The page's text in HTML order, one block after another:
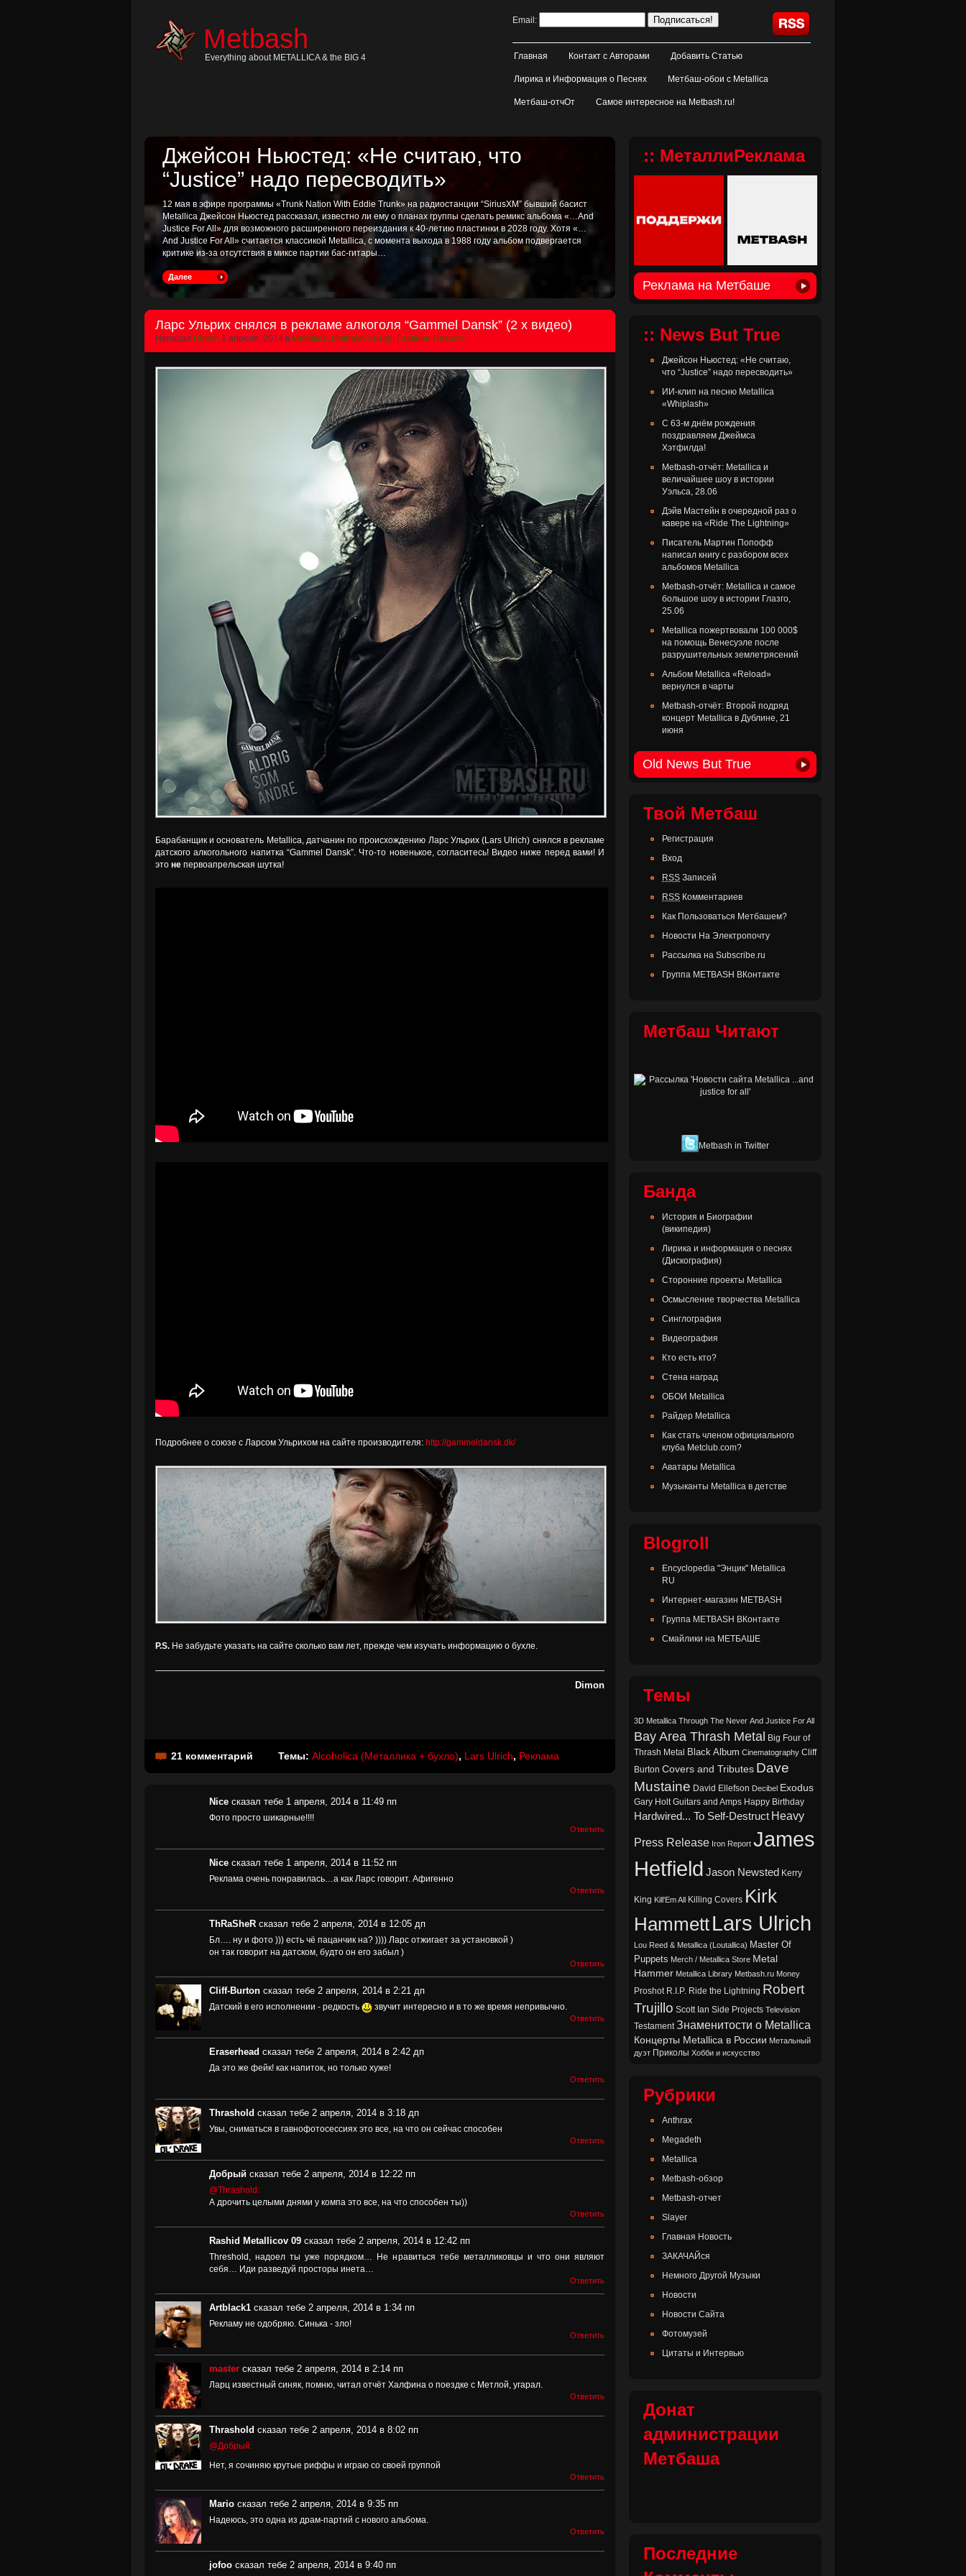
Metbash
Everything about METALLICA & the BIG 4
Email:
Главная Контакт с Авторами Добавить Статью
Лирика и Информация о Песнях Метбаш-обои с Metallica
Метбаш-отчОт Самое интересное на Metbash.ru!
Джейсон Ньюстед: «Не считаю, что
“Justice” надо пересводить»
12 мая в эфире программы «Trunk Nation With Eddie Trunk» на радиостанции “SiriusXM” бывший басист
Metallica Джейсон Ньюстед рассказал, известно ли ему о планах группы сделать ремикс альбома «…And
Justice For All» для возможного расширенного переиздания к 40-летию пластинки в 2028 году. Хотя «…
And Justice For All» считается классикой Metallica, с момента выхода в 1988 году альбом подвергается
критике из-за отсутствия в миксе партии бас-гитары…
Далее
Ларс Ульрих снялся в рекламе алкоголя “Gammel Dansk” (2 x видео)
Написал Dimon 1 апреля, 2014 в Metallica, Metbash-обзор, Главная Новость
Барабанщик и основатель Metallica, датчанин по происхождению Ларс Ульрих (Lars Ulrich) снялся в рекламе
датского алкогольного напитка “Gammel Dansk”. Что-то новенькое, согласитесь! Видео ниже перед вами! И
это не первоапрельская шутка!
Подробнее о союзе с Ларсом Ульрихом на сайте производителя: http://gammeldansk.dk/
P.S. Не забудьте указать на сайте сколько вам лет, прежде чем изучать информацию о бухле.
Dimon
21 комментарий Темы: Alcoholica (Металлика + бухло), Lars Ulrich, Реклама
Nice сказал тебе 1 апреля, 2014 в 11:49 пп
Фото просто шикарные!!!!
Ответить
Nice сказал тебе 1 апреля, 2014 в 11:52 пп
Реклама очень понравилась…а как Ларс говорит. Афигенно
Ответить
ThRaSheR сказал тебе 2 апреля, 2014 в 12:05 дп
Бл…. ну и фото ))) есть чё пацанчик на? )))) Ларс отжигает за установкой )
он так говорит на датском, будто он его забыл )
Ответить
Cliff-Burton сказал тебе 2 апреля, 2014 в 2:21 дп
Датский в его исполнении - редкость звучит интересно и в то же время непривычно.
Ответить
Eraserhead сказал тебе 2 апреля, 2014 в 2:42 дп
Да это же фейк! как напиток, но только хуже!
Ответить
Thrashold сказал тебе 2 апреля, 2014 в 3:18 дп
Увы, сниматься в гавнофотосессиях это все, на что он сейчас способен
Ответить
Добрый сказал тебе 2 апреля, 2014 в 12:22 пп
@Thrashold:
А дрочить целыми днями у компа это все, на что способен ты))
Ответить
Rashid Metallicov 09 сказал тебе 2 апреля, 2014 в 12:42 пп
Threshold, надоел ты уже порядком… Не нравиться тебе металликовцы и что они являют
себя… Иди разведуй просторы инета…
Ответить
Artblack1 сказал тебе 2 апреля, 2014 в 1:34 пп
Рекламу не одобряю. Синька - зло!
Ответить
master сказал тебе 2 апреля, 2014 в 2:14 пп
Ларц известный синяк, помню, читал отчёт Халфина о поездке с Метлой, угарал.
Ответить
Thrashold сказал тебе 2 апреля, 2014 в 8:02 пп
@Добрый:
Нет, я сочиняю крутые риффы и играю со своей группой
Ответить
Mario сказал тебе 2 апреля, 2014 в 9:35 пп
Надеюсь, это одна из драм-партий с нового альбома.
Ответить
jofoo сказал тебе 2 апреля, 2014 в 9:40 пп
:: МеталлиРеклама
Реклама на Метбаше
:: News But True
Джейсон Ньюстед: «Не считаю,
что “Justice” надо пересводить»
ИИ-клип на песню Metallica
«Whiplash»
С 63-м днём рождения
поздравляем Джеймса
Хэтфилда!
Metbash-отчёт: Metallica и
величайшее шоу в истории
Уэльса, 28.06
Дэйв Мастейн в очередной раз о
кавере на «Ride The Lightning»
Писатель Мартин Попофф
написал книгу с разбором всех
альбомов Metallica
Metbash-отчёт: Metallica и самое
большое шоу в истории Глазго,
25.06
Metallica пожертвовали 100 000$
на помощь Венесуэле после
разрушительных землетрясений
Альбом Metallica «Reload»
вернулся в чарты
Metbash-отчёт: Второй подряд
концерт Metallica в Дублине, 21
июня
Old News But True
Твой Метбаш
Регистрация
Вход
RSS Записей
RSS Комментариев
Как Пользоваться Метбашем?
Новости На Электропочту
Рассылка на Subscribe.ru
Группа METBASH ВКонтакте
Метбаш Читают
Metbash in Twitter
Банда
История и Биографии
(википедия)
Лирика и информация о песнях
(Дискография)
Сторонние проекты Metallica
Осмысление творчества Metallica
Синглография
Видеография
Кто есть кто?
Стена наград
ОБОИ Metallica
Райдер Metallica
Как стать членом официального
клуба Metclub.com?
Аватары Metallica
Музыканты Metallica в детстве
Blogroll
Encyclopedia "Энцик" Metallica
RU
Интернет-магазин METBASH
Группа METBASH ВКонтакте
Смайлики на МЕТБАШЕ
Темы
3D Metallica Through The Never And Justice For All
Bay Area Thrash Metal Big Four of
Thrash Metal Black Album Cinematography Cliff
Burton Covers and Tributes Dave
Mustaine David Ellefson Decibel Exodus
Gary Holt Guitars and Amps Happy Birthday
Hardwired... To Self-Destruct Heavy
Press Release Iron Report James
Hetfield Jason Newsted Kerry
King Kill'Em All Killing Covers Kirk
HammettLars Ulrich
Lou Reed & Metallica (Loutallica) Master Of
Puppets Merch / Metallica Store Metal
Hammer Metallica Library Metbash.ru Money
Proshot R.I.P. Ride the Lightning Robert
Trujillo Scott Ian Side Projects Television
Testament Знаменитости о Metallica
Концерты Metallica в России Метальный
дуэт Приколы Хобби и искусство
Рубрики
Anthrax
Megadeth
Metallica
Metbash-обзор
Metbash-отчет
Slayer
Главная Новость
ЗАКАЧАЙся
Немного Другой Музыки
Новости
Новости Сайта
Фотомузей
Цитаты и Интервью
Донат
администрации
Метбаша
Последние